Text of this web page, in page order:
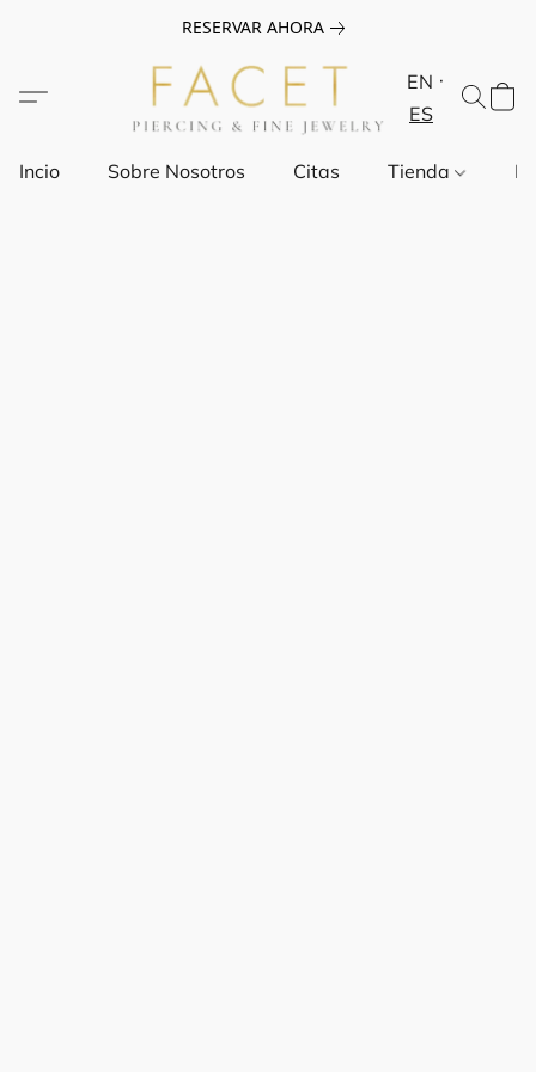
RESERVAR AHORA
EN
ES
Incio Sobre Nosotros Citas Tienda